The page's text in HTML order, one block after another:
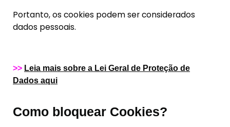
Portanto, os cookies podem ser considerados
dados pessoais.
>> Leia mais sobre a Lei Geral de Proteção de
Dados aqui
Como bloquear Cookies?